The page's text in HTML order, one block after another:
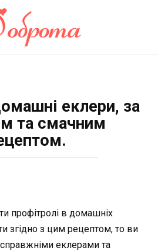
еклери, за
та смачним
профітролі в домашніх
згідно з цим рецептом, то ви
еклерами та